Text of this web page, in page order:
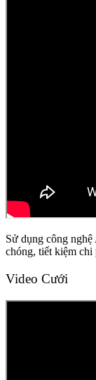
Sử dụng công
chóng, tiết kiệm chi
Video Cưới